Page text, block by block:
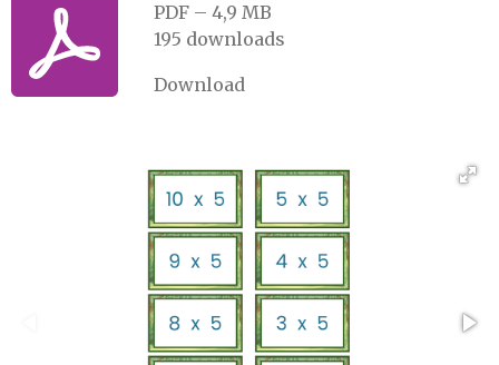
PDF – 4,9 MB
195 downloads
Download